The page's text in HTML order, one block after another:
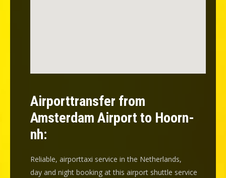
Airporttransfer from
Amsterdam Airport to Hoorn-
nh:
Reliable, airporttaxi service in the Netherlands,
day and night booking at this airport shuttle service